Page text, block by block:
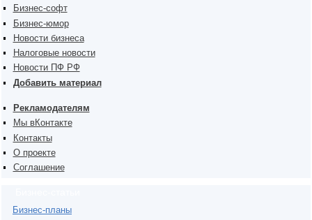
Бизнес-софт
Бизнес-юмор
Новости бизнеса
Налоговые новости
Новости ПФ РФ
Добавить материал
Рекламодателям
Мы вКонтакте
Контакты
О проекте
Соглашение
Бизнес-планы